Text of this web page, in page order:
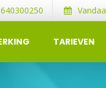
TARIEVEN